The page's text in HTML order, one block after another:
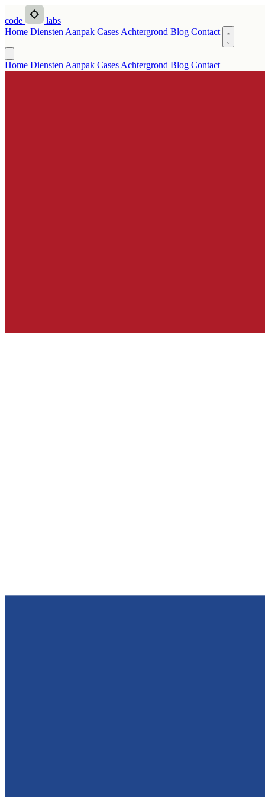
code
labs
Home Diensten Aanpak Cases Achtergrond Blog Contact
Home Diensten Aanpak Cases Achtergrond Blog Contact